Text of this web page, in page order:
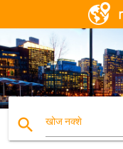
search खोज नक्शे